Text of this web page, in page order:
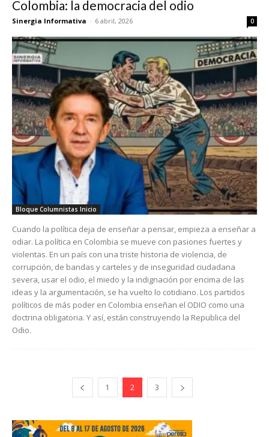
Colombia: la democracia del odio
Sinergia Informativa - 6 abril, 2026 0
Bloque Columnistas Inicio
Cuando la política deja de enseñar a pensar, empieza a enseñar a
odiar. La política en Colombia se mueve con pasiones fuertes y
violentas. En un país con una triste historia de violencia, de
corrupción, de bandas y carteles y de inseguridad ciudadana
severa, usar el odio, el miedo y la indignación por encima de las
ideas y la argumentación, se ha vuelto lo cotidiano. Los partidos
políticos de más poder en Colombia enseñan el ODIO como una
doctrina obligatoria. Y así, están construyendo la Republica del
Odio.
1 2 3